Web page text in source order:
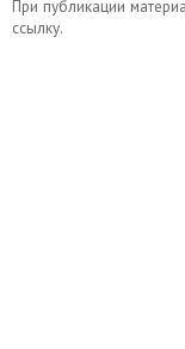
При публикации
ссылку.